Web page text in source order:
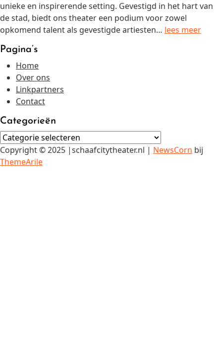
unieke en inspirerende setting. Gevestigd in het hart van
de stad, biedt ons theater een podium voor zowel
opkomend talent als gevestigde artiesten… lees meer
Pagina’s
Home
Over ons
Linkpartners
Contact
Categorieën
Categorieën
Copyright © 2025 |schaafcitytheater.nl | NewsCorn bij
ThemeArile